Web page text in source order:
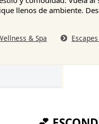
llenos de ambiente.
& Spa